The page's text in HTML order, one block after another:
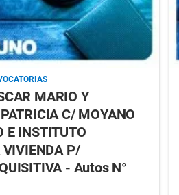
MARIO Y
C/ MOYANO
E INSTITUTO
VIVIENDA P/
- Autos N°